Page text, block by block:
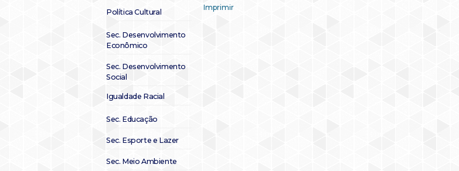
Política Cultural
Sec. Desenvolvimento
Econômico
Sec. Desenvolvimento
Social
Igualdade Racial
Sec. Educação
Sec. Esporte e Lazer
Sec. Meio Ambiente
Imprimir